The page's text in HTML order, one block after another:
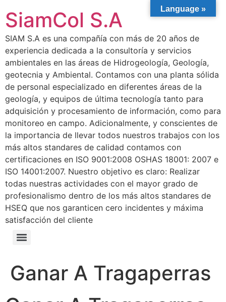
SiamCol S.A
SIAM S.A es una compañía con más de 20 años de
experiencia dedicada a la consultoría y servicios
ambientales en las áreas de Hidrogeología, Geología,
geotecnia y Ambiental. Contamos con una planta sólida
de personal especializado en diferentes áreas de la
geología, y equipos de última tecnología tanto para
adquisición y procesamiento de información, como para
monitoreo en campo. Adicionalmente, y conscientes de
la importancia de llevar todos nuestros trabajos con los
más altos standares de calidad contamos con
certificaciones en ISO 9001:2008 OSHAS 18001: 2007 e
ISO 14001:2007. Nuestro objetivo es claro: Realizar
todas nuestras actividades con el mayor grado de
profesionalismo dentro de los más altos standares de
HSEQ que nos garanticen cero incidentes y máxima
satisfacción del cliente
Ganar A Tragaperras
Language »